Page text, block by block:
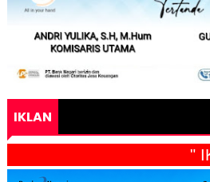
IKLAN